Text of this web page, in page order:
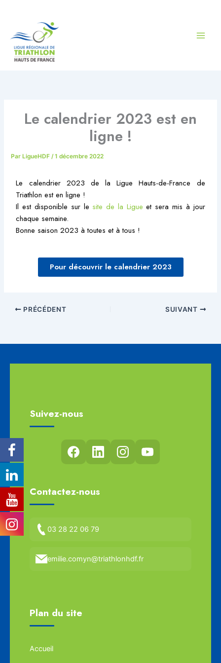
Le calendrier 2023 est en
ligne !
ParLigueHDF /1 décembre 2022
Le calendrier 2023 de la Ligue Hauts-de-France de
Triathlon est en ligne !
Il est disponible sur le site de la Ligue et sera mis à jour
chaque semaine.
Bonne saison 2023 à toutes et à tous !
Pour découvrir le calendrier 2023
PRÉCÉDENT SUIVANT
Suivez-nous
Contactez-nous
03 28 22 06 79
emilie.comyn@triathlonhdf.fr
Plan du site
Accueil